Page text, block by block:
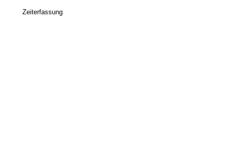
Zeiterfassung